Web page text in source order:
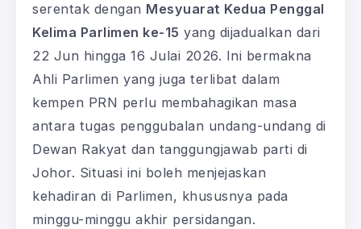
serentak dengan Mesyuarat Kedua Penggal
Kelima Parlimen ke-15 yang dijadualkan dari
22 Jun hingga 16 Julai 2026. Ini bermakna
Ahli Parlimen yang juga terlibat dalam
kempen PRN perlu membahagikan masa
antara tugas penggubalan undang-undang di
Dewan Rakyat dan tanggungjawab parti di
Johor. Situasi ini boleh menjejaskan
kehadiran di Parlimen, khususnya pada
minggu-minggu akhir persidangan.